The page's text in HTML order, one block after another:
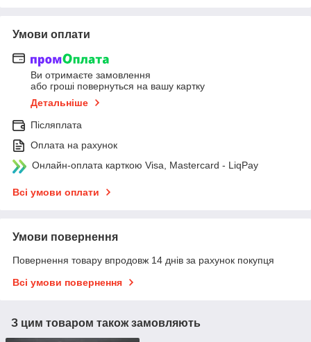
Умови оплати
Ви отримаєте замовлення
або гроші повернуться на вашу картку
Детальніше
Післяплата
Оплата на рахунок
Онлайн-оплата карткою Visa, Mastercard - LiqPay
Всі умови оплати
Умови повернення
Повернення товару впродовж 14 днів за рахунок покупця
Всі умови повернення
З цим товаром також замовляють